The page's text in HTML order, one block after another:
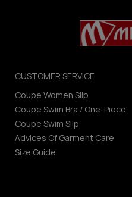
CUSTOMER SERVICE
Coupe Women Slip
Coupe Swim Bra / One-Piece
Coupe Swim Slip
Advices Of Garment Care
Size Guide